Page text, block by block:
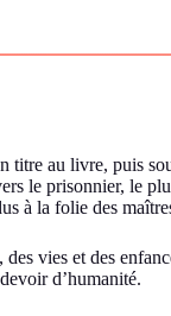
au livre, puis
le prisonnier, le
à la folie des
des vies et des
d’humanité.